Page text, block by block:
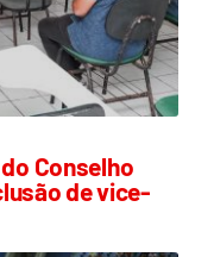
Conselho
de vice-